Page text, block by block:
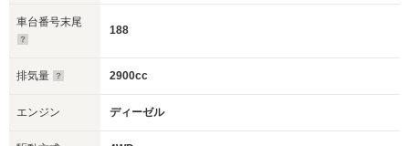
車台番号末尾
188
排気量 2900cc
エンジン ディーゼル